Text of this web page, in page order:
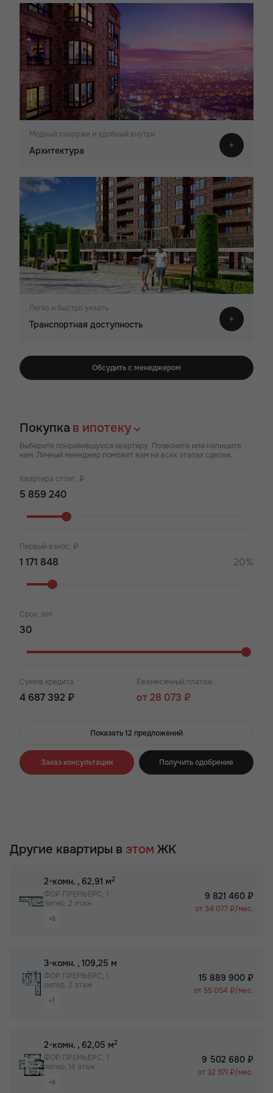
Модный снаружи и удобный внутри
Архитектура
Легко и быстро уехать
Транспортная доступность
Обсудить с менеджером
Покупка в ипотеку
Выберите понравившуюся квартиру. Позвоните или напишите
нам. Личный менеджер поможет вам на всех этапах сделки.
Квартира стоит, ₽
Первый взнос, ₽
20%
Срок, лет
Сумма кредита
4 687 392 ₽
Ежемесячный платеж
от 28 073 ₽
Показать 12 предложений
Заказ консультации Получить одобрение
Другие квартиры в этом ЖК
2-комн. , 62,91 м2
ФОР ПРЕМЬЕРС, 1
литер, 2 этаж
+6
Паркинг
Собственный спортзал в ЖК
9 821 460 ₽
от 34 077 ₽/мес.
3-комн. , 109,25 м
ФОР ПРЕМЬЕРС, 1
литер, 2 этаж
+7
Паркинг
Не угловая
15 889 900 ₽
от 55 054 ₽/мес.
2-комн. , 62,05 м2
ФОР ПРЕМЬЕРС, 1
литер, 14 этаж
+6
9 502 680 ₽
от 32 971 ₽/мес.